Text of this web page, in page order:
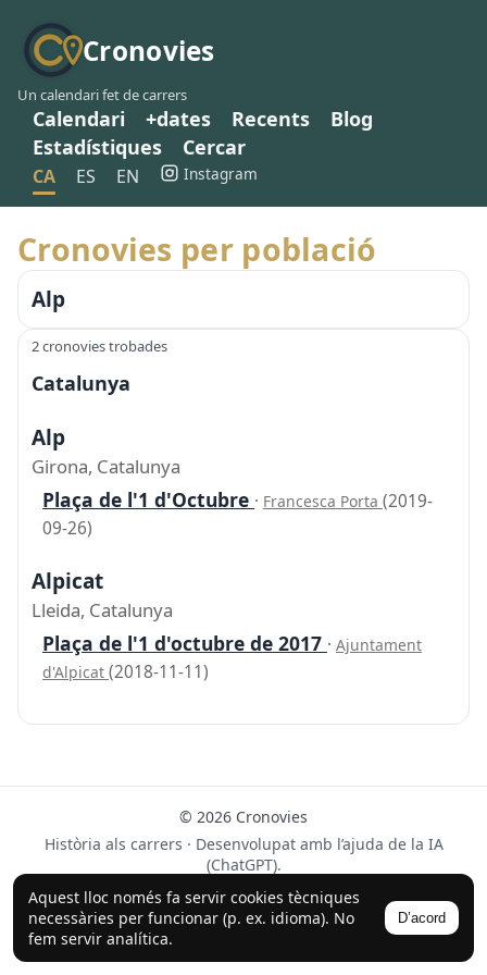
Cronovies
Un calendari fet de carrers
Calendari +dates Recents
Blog
Estadístiques
Cercar
CA ES EN Instagram
Aquest lloc només fa servir cookies tècniques
necessàries per funcionar (p. ex. idioma). No
fem servir analítica.
D’acord
Cronovies per població
Alp
2 cronovies trobades
Catalunya
Alp
Girona, Catalunya
Plaça de l'1 d'Octubre · Francesca Porta (2019-
09-26)
Alpicat
Lleida, Catalunya
Plaça de l'1 d'octubre de 2017 · Ajuntament
d'Alpicat (2018-11-11)
© 2026 Cronovies
Història als carrers · Desenvolupat amb l’ajuda de la IA
(ChatGPT).
Segueix-nos a Instagram